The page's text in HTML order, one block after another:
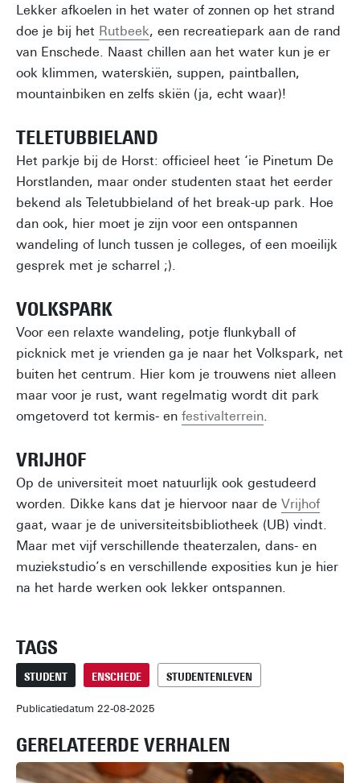
Lekker afkoelen in het water of zonnen op het strand
doe je bij het Rutbeek, een recreatiepark aan de rand
van Enschede. Naast chillen aan het water kun je er
ook klimmen, waterskiën, suppen, paintballen,
mountainbiken en zelfs skiën (ja, echt waar)!
TELETUBBIELAND
Het parkje bij de Horst: officieel heet ‘ie Pinetum De
Horstlanden, maar onder studenten staat het eerder
bekend als Teletubbieland of het break-up park. Hoe
dan ook, hier moet je zijn voor een ontspannen
wandeling of lunch tussen je colleges, of een moeilijk
gesprek met je scharrel ;).
VOLKSPARK
Voor een relaxte wandeling, potje flunkyball of
picknick met je vrienden ga je naar het Volkspark, net
buiten het centrum. Hier kom je trouwens niet alleen
maar voor je rust, want regelmatig wordt dit park
omgetoverd tot kermis- en festivalterrein.
VRIJHOF
Op de universiteit moet natuurlijk ook gestudeerd
worden. Dikke kans dat je hiervoor naar de Vrijhof
gaat, waar je de universiteitsbibliotheek (UB) vindt.
Maar met vijf verschillende theaterzalen, dans- en
muziekstudio’s en verschillende exposities kun je hier
na het harde werken ook lekker ontspannen.
TAGS
STUDENT ENSCHEDE STUDENTENLEVEN
Publicatiedatum 22-08-2025
GERELATEERDE VERHALEN